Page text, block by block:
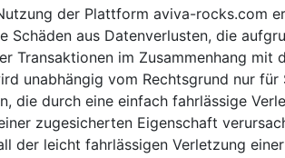
der Plattform aviva-rocks.com
Schäden aus Datenverlusten, die
Transaktionen im Zusammenhang
unabhängig vom Rechtsgrund nur
die durch eine einfach fahrlässige
zugesicherten Eigenschaft
der leicht fahrlässigen Verletzung